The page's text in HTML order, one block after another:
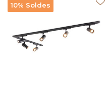
10% Soldes